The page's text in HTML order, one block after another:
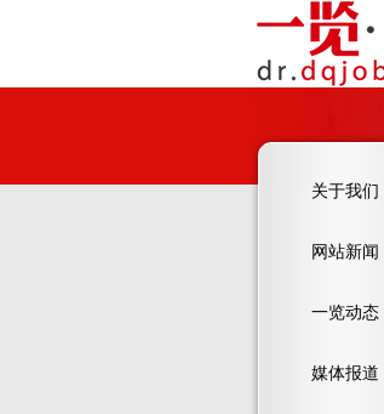
关于我们
网站新闻
一览动态
媒体报道